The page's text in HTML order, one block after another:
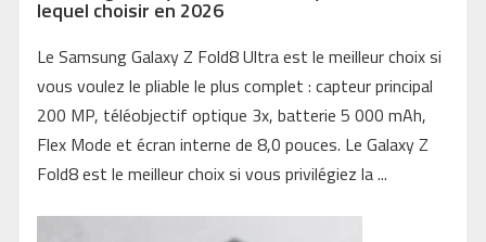
lequel choisir en 2026
Le Samsung Galaxy Z Fold8 Ultra est le meilleur choix si
vous voulez le pliable le plus complet : capteur principal
200 MP, téléobjectif optique 3x, batterie 5 000 mAh,
Flex Mode et écran interne de 8,0 pouces. Le Galaxy Z
Fold8 est le meilleur choix si vous privilégiez la ...